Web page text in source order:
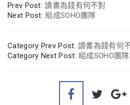
Prev Post:讀書為錢有何不對
Next Post:組成SOHO團隊
Category Prev Post:讀書為錢有何
Category Next Post:組成SOHO團隊